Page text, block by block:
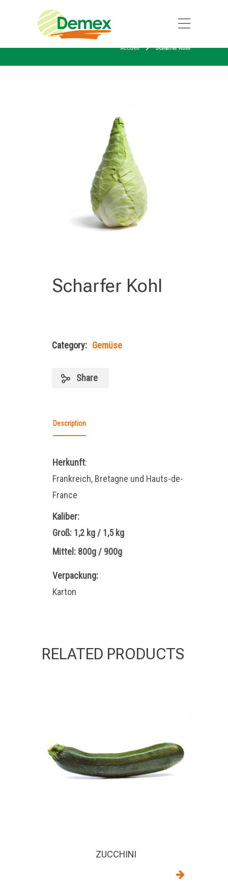
Accueil Scharfer Kohl
Scharfer Kohl
Category: Gemüse
Share
Description
Herkunft:
Frankreich, Bretagne und Hauts-de-
France
Kaliber:
Groß: 1,2 kg / 1,5 kg
Mittel: 800g / 900g
Verpackung:
Karton
RELATED PRODUCTS
ZUCCHINI